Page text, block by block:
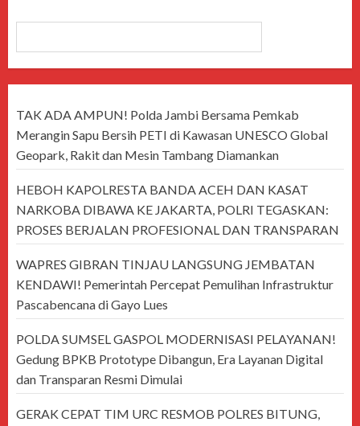
TAK ADA AMPUN! Polda Jambi Bersama Pemkab
Merangin Sapu Bersih PETI di Kawasan UNESCO Global
Geopark, Rakit dan Mesin Tambang Diamankan
HEBOH KAPOLRESTA BANDA ACEH DAN KASAT
NARKOBA DIBAWA KE JAKARTA, POLRI TEGASKAN:
PROSES BERJALAN PROFESIONAL DAN TRANSPARAN
WAPRES GIBRAN TINJAU LANGSUNG JEMBATAN
KENDAWI! Pemerintah Percepat Pemulihan Infrastruktur
Pascabencana di Gayo Lues
POLDA SUMSEL GASPOL MODERNISASI PELAYANAN!
Gedung BPKB Prototype Dibangun, Era Layanan Digital
dan Transparan Resmi Dimulai
GERAK CEPAT TIM URC RESMOB POLRES BITUNG,